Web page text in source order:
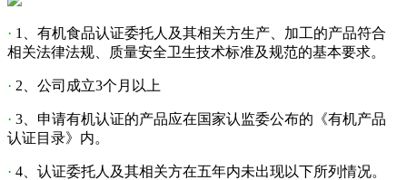
· 1、有机食品认证委托人及其相关方生产、加工的产品符合
相关法律法规、质量安全卫生技术标准及规范的基本要求。
· 2、公司成立3个月以上
· 3、申请有机认证的产品应在国家认监委公布的《有机产品
认证目录》内。
· 4、认证委托人及其相关方在五年内未出现以下所列情况。